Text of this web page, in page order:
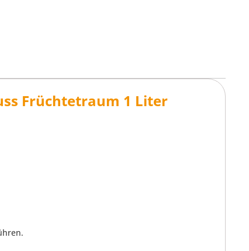
Früchtetraum 1 Liter